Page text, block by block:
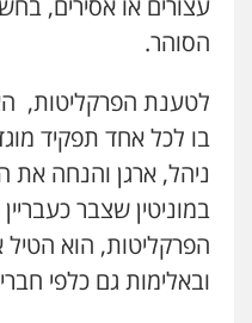
עצורים או אסירים,
הסוהר.
לטענת הפרקליטות,
בו לכל אחד תפקיד
ניהל, ארגן והנחה את
במוניטין שצבר
הפרקליטות, הוא הטיל
ובאלימות גם כלפי